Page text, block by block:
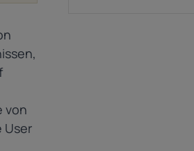
von
User